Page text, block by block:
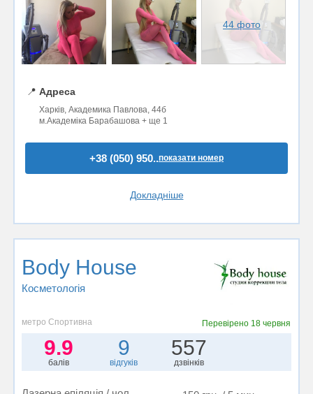
44 фото
📍 Адреса
Харків, Академика Павлова, 44б
м.Академіка Барабашова + ще 1
+38 (050) 950..показати номер
Докладніше
Body House
Косметологія
метро Спортивна Перевірено 18 червня
9.9
балів
9
відгуків
557
дзвінків